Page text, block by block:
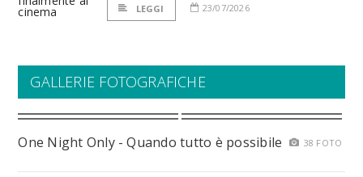
LEGGI 23/07/2026
GALLERIE FOTOGRAFICHE
One Night Only - Quando tutto è possibile 38 FOTO